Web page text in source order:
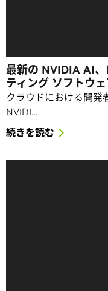
最新の NVIDIA AI、
ティング ソフトウ
クラウドにおける開発
NVIDI…
続きを読む